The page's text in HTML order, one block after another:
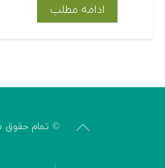
ادامه مطلب
© تمام